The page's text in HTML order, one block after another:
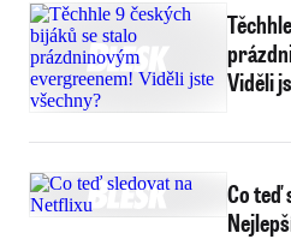
Viděli
Co teď